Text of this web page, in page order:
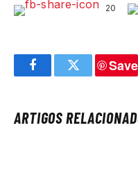
20
FacebookTwitter
Save
ARTIGOS